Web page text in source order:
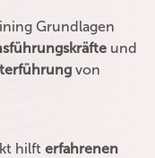
Grundlagen
und
von
hilft erfahrenen